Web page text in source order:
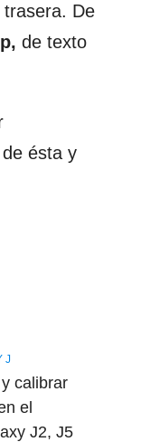
De
de texto
ésta y
J
calibrar
el
J2, J5